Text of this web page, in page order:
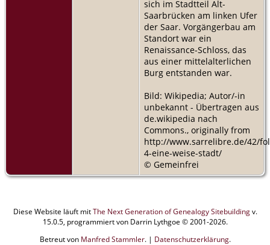
sich im Stadtteil Alt-
Saarbrücken am linken Ufer
der Saar. Vorgängerbau am
Standort war ein
Renaissance-Schloss, das
aus einer mittelalterlichen
Burg entstanden war.
Bild: Wikipedia; Autor/-in
unbekannt - Übertragen aus
de.wikipedia nach
Commons., originally from
http://www.sarrelibre.de/42/
4-eine-weise-stadt/
© Gemeinfrei
Diese Website läuft mitThe Next Generation of Genealogy Sitebuildingv.
15.0.5, programmiert von Darrin Lythgoe © 2001-2026.
Betreut von Manfred Stammler. | Datenschutzerklärung.